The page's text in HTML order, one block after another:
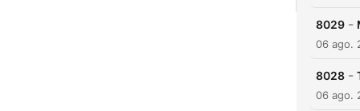
8029 -
06 ago.
8028 -
06 ago.